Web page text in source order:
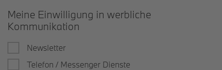
Meine Einwilligung in werbliche
Kommunikation
Newsletter
Telefon / Messenger Dienste